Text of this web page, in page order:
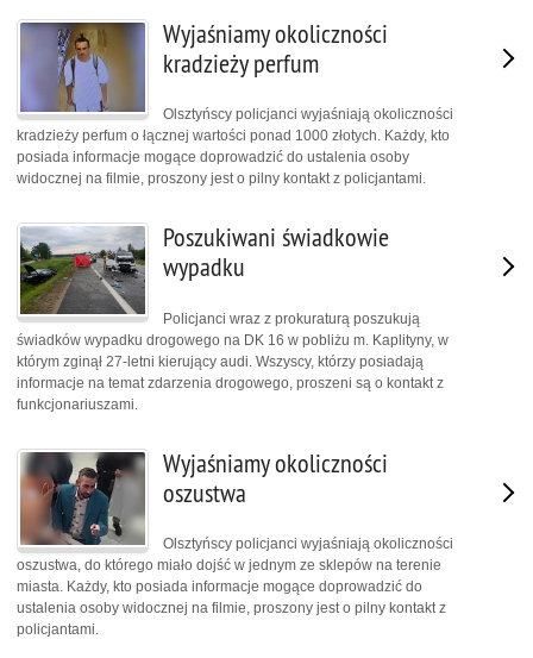
Wyjaśniamy okoliczności
kradzieży perfum
Olsztyńscy policjanci wyjaśniają okoliczności
kradzieży perfum o łącznej wartości ponad 1000 złotych. Każdy, kto
posiada informacje mogące doprowadzić do ustalenia osoby
widocznej na filmie, proszony jest o pilny kontakt z policjantami.
Poszukiwani świadkowie
wypadku
Policjanci wraz z prokuraturą poszukują
świadków wypadku drogowego na DK 16 w pobliżu m. Kaplityny, w
którym zginął 27-letni kierujący audi. Wszyscy, którzy posiadają
informacje na temat zdarzenia drogowego, proszeni są o kontakt z
funkcjonariuszami.
Wyjaśniamy okoliczności
oszustwa
Olsztyńscy policjanci wyjaśniają okoliczności
oszustwa, do którego miało dojść w jednym ze sklepów na terenie
miasta. Każdy, kto posiada informacje mogące doprowadzić do
ustalenia osoby widocznej na filmie, proszony jest o pilny kontakt z
policjantami.